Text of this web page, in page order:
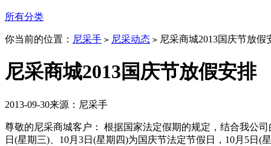
所有分类
你当前的位置： 尼采手 > 尼采动态 > 尼采商城2013国庆节放假
尼采商城2013国庆节放假安排
2013-09-30来源：尼采手
尊敬的尼采商城客户： 根据国家法定假期的规定，结合我公
日(星期三)、10月3日(星期四)为国庆节法定节假日，10月5日(